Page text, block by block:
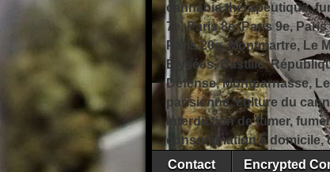
cannabis thérapeutique,
7e, Paris 8e, Paris 9e,
Paris 20e, Montmartre, Le
Élysées, Bastille,
Défense, Montparnasse,
parisienne, culture du
interdiction de fumer,
consommation à domicile,
Contact
Encrypted